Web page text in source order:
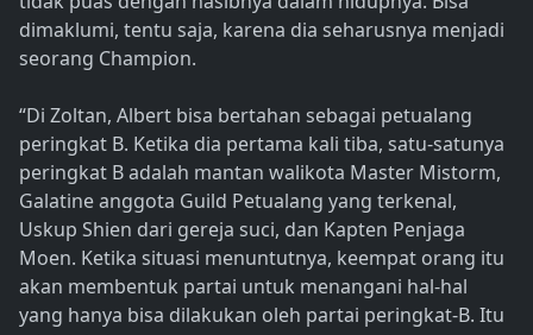
dimaklumi, tentu saja, karena dia seharusnya menjadi
seorang Champion.
“Di Zoltan, Albert bisa bertahan sebagai petualang
peringkat B. Ketika dia pertama kali tiba, satu-satunya
peringkat B adalah mantan walikota Master Mistorm,
Galatine anggota Guild Petualang yang terkenal,
Uskup Shien dari gereja suci, dan Kapten Penjaga
Moen. Ketika situasi menuntutnya, keempat orang itu
akan membentuk partai untuk menangani hal-hal
yang hanya bisa dilakukan oleh partai peringkat-B. Itu